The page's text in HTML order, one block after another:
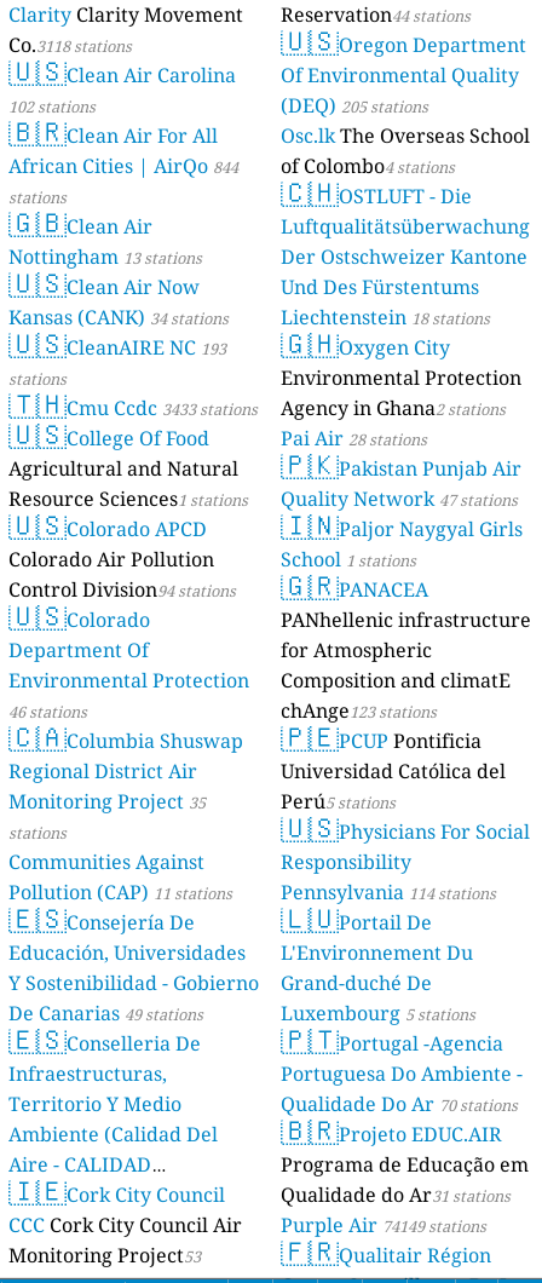
Clarity Clarity Movement
Co.3118 stations
🇺🇸Clean Air Carolina
102 stations
🇧🇷Clean Air For All
African Cities | AirQo 844
stations
🇬🇧Clean Air
Nottingham 13 stations
🇺🇸Clean Air Now
Kansas (CANK) 34 stations
🇺🇸CleanAIRE NC 193
stations
🇹🇭Cmu Ccdc 3433 stations
🇺🇸College Of Food
Agricultural and Natural
Resource Sciences1 stations
🇺🇸Colorado APCD
Colorado Air Pollution
Control Division94 stations
🇺🇸Colorado
Department Of
Environmental Protection
46 stations
🇨🇦Columbia Shuswap
Regional District Air
Monitoring Project 35
stations
Communities Against
Pollution (CAP) 11 stations
🇪🇸Consejería De
Educación, Universidades
Y Sostenibilidad - Gobierno
De Canarias 49 stations
🇪🇸Conselleria De
Infraestructuras,
Territorio Y Medio
Ambiente (Calidad Del
Aire - CALIDAD
AMBIENTAL) 23 stations
🇮🇪Cork City Council
CCC Cork City Council Air
Monitoring Project53
Reservation44 stations
🇺🇸Oregon Department
Of Environmental Quality
(DEQ) 205 stations
Osc.lkThe Overseas School
of Colombo4 stations
🇨🇭OSTLUFT - Die
Luftqualitätsüberwachung
Der Ostschweizer Kantone
Und Des Fürstentums
Liechtenstein 18 stations
🇬🇭Oxygen City
Environmental Protection
Agency in Ghana2 stations
Pai Air 28 stations
🇵🇰Pakistan Punjab Air
Quality Network 47 stations
🇮🇳Paljor Naygyal Girls
School 1 stations
🇬🇷PANACEA
PANhellenic infrastructure
for Atmospheric
Composition and climatE
chAnge123 stations
🇵🇪PCUP Pontificia
Universidad Católica del
Perú5 stations
🇺🇸Physicians For Social
Responsibility
Pennsylvania 114 stations
🇱🇺Portail De
L'Environnement Du
Grand-duché De
Luxembourg 5 stations
🇵🇹Portugal -Agencia
Portuguesa Do Ambiente -
Qualidade Do Ar 70 stations
🇧🇷Projeto EDUC.AIR
Programa de Educação em
Qualidade do Ar31 stations
Purple Air 74149 stations
🇫🇷Qualitair Région